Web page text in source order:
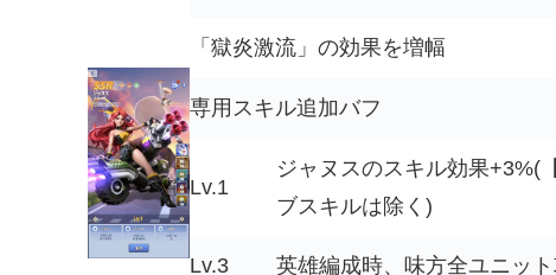
「獄炎激流」の効果を増幅
専用スキル追加バフ
Lv.1
ジャヌスのスキル効果+3%(
ブスキルは除く)
Lv.3 英雄編成時、味方全ユニッ